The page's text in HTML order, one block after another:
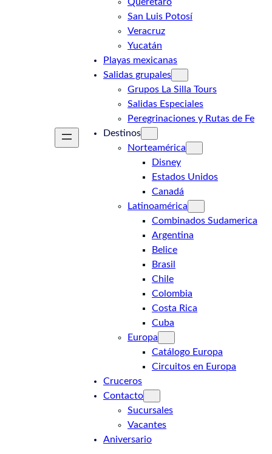
San Luis Potosí
Veracruz
Yucatán
Playas mexicanas
Salidas grupales
Grupos La Silla Tours
Salidas Especiales
Peregrinaciones y Rutas de Fe
Destinos
Norteamérica
Disney
Estados Unidos
Canadá
Latinoamérica
Combinados Sudamerica
Argentina
Belice
Brasil
Chile
Colombia
Costa Rica
Cuba
Europa
Catálogo Europa
Circuitos en Europa
Cruceros
Contacto
Sucursales
Vacantes
Aniversario